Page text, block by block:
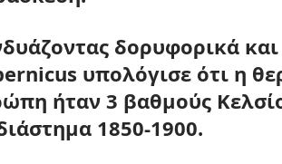
δορυφορικά
υπολόγισε ότι η
ήταν 3 βαθμούς
1850-1900.